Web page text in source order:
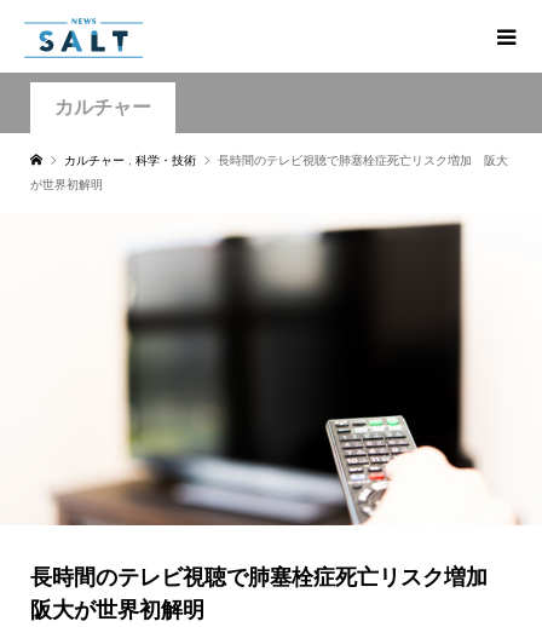
カルチャー
カルチャー 科学・技術
長時間のテレビ視聴で肺塞栓症死亡リスク増加 阪大
が世界初解明
長時間のテレビ視聴で肺塞栓症死亡リスク増加
阪大が世界初解明